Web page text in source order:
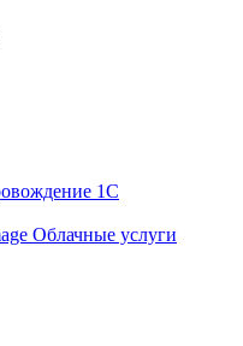
1С
Облачные услуги